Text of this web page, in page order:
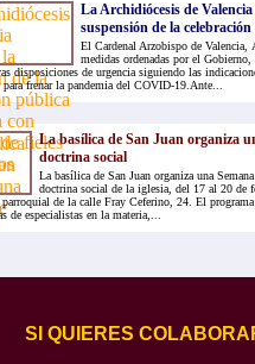
La Archidiócesis de
suspensión de la
El Cardenal Arzobispo de Valencia,
medidas ordenadas por el Gobierno,
disposiciones de urgencia siguiendo las
para frenar la pandemia del COVID-19.Ante...
La basílica de San Juan organiza
doctrina social
La basílica de San Juan organiza una
doctrina social de la iglesia, del 17 al 20 de
de la calle Fray Ceferino, 24. El
de especialistas en la materia,...
SI QUIERES